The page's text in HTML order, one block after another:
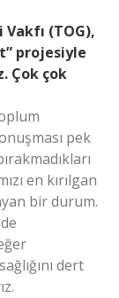
(TOG),
projesiyle
Çok çok
pek
en kırılgan
bir durum.
dert